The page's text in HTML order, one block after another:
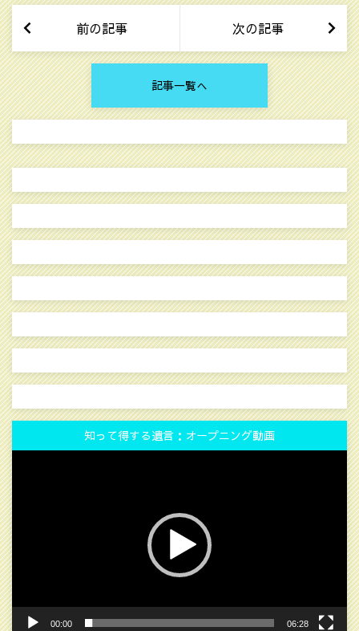
前の記事 次の記事
記事一覧へ
知って得する遺言：オープニング動画
動
画
プ
レ
ー
ヤ
ー
00:00 06:28